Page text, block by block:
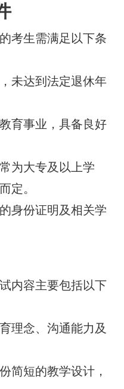
考生需满足以下条
未达到法定退休年
育事业，具备良好
为大专及以上学
定。
身份证明及相关学
内容主要包括以下
理念、沟通能力及
简短的教学设计，